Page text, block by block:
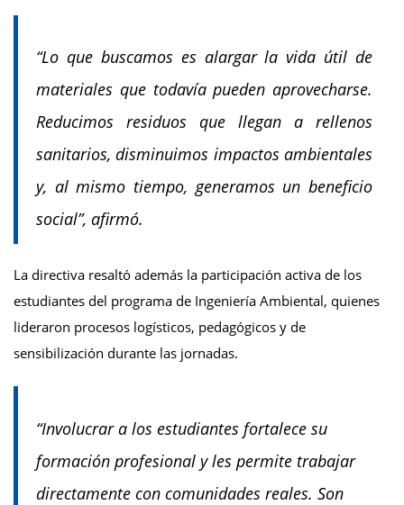
“Lo que buscamos es alargar la vida útil de
materiales que todavía pueden aprovecharse.
Reducimos residuos que llegan a rellenos
sanitarios, disminuimos impactos ambientales
y, al mismo tiempo, generamos un beneficio
social”, afirmó.
La directiva resaltó además la participación activa de los
estudiantes del programa de Ingeniería Ambiental, quienes
lideraron procesos logísticos, pedagógicos y de
sensibilización durante las jornadas.
“Involucrar a los estudiantes fortalece su
formación profesional y les permite trabajar
directamente con comunidades reales. Son